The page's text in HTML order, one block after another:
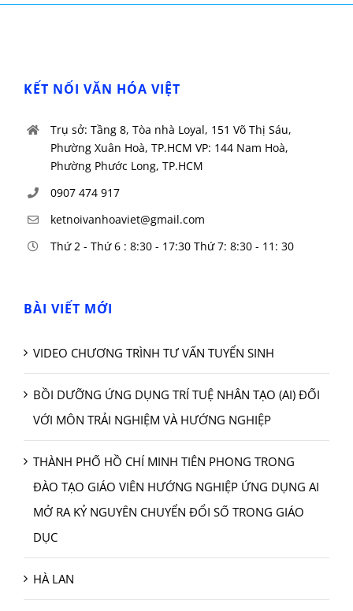
KẾT NỐI VĂN HÓA VIỆT
Trụ sở: Tầng 8, Tòa nhà Loyal, 151 Võ Thị Sáu,
Phường Xuân Hoà, TP.HCM VP: 144 Nam Hoà,
Phường Phước Long, TP.HCM
0907 474 917
ketnoivanhoaviet@gmail.com
Thứ 2 - Thứ 6 : 8:30 - 17:30 Thứ 7: 8:30 - 11: 30
BÀI VIẾT MỚI
VIDEO CHƯƠNG TRÌNH TƯ VẤN TUYỂN SINH
BỒI DƯỠNG ỨNG DỤNG TRÍ TUỆ NHÂN TẠO (AI) ĐỐI
VỚI MÔN TRẢI NGHIỆM VÀ HƯỚNG NGHIỆP
THÀNH PHỐ HỒ CHÍ MINH TIÊN PHONG TRONG
ĐÀO TẠO GIÁO VIÊN HƯỚNG NGHIỆP ỨNG DỤNG AI
MỞ RA KỶ NGUYÊN CHUYỂN ĐỔI SỐ TRONG GIÁO
DỤC
HÀ LAN